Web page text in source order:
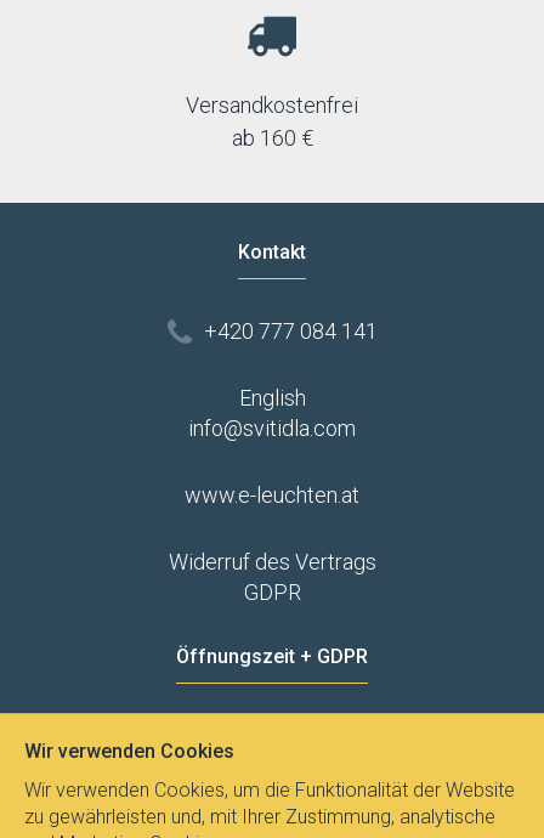
Versandkostenfrei
ab 160 €
Kontakt
+420 777 084 141
English
info@svitidla.com
www.e-leuchten.at
Widerruf des Vertrags
GDPR
Öffnungszeit + GDPR
Wir verwenden Cookies
Wir verwenden Cookies, um die Funktionalität der Website
zu gewährleisten und, mit Ihrer Zustimmung, analytische